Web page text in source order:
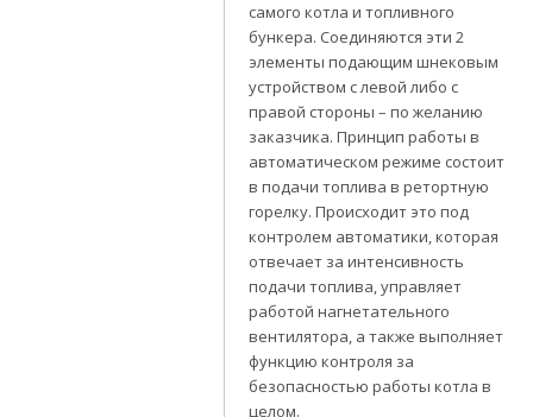
самого котла и топливного
бункера. Соединяются эти 2
элементы подающим шнековым
устройством с левой либо с
правой стороны – по желанию
заказчика. Принцип работы в
автоматическом режиме состоит
в подачи топлива в ретортную
горелку. Происходит это под
контролем автоматики, которая
отвечает за интенсивность
подачи топлива, управляет
работой нагнетательного
вентилятора, а также выполняет
функцию контроля за
безопасностью работы котла в
целом.